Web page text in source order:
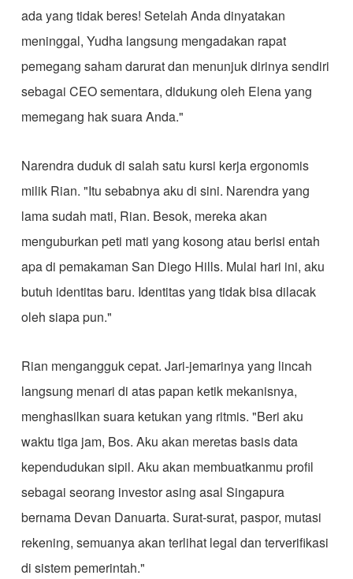
ada yang tidak beres! Setelah Anda dinyatakan
meninggal, Yudha langsung mengadakan rapat
pemegang saham darurat dan menunjuk dirinya sendiri
sebagai CEO sementara, didukung oleh Elena yang
memegang hak suara Anda."
​Narendra duduk di salah satu kursi kerja ergonomis
milik Rian. "Itu sebabnya aku di sini. Narendra yang
lama sudah mati, Rian. Besok, mereka akan
menguburkan peti mati yang kosong atau berisi entah
apa di pemakaman San Diego Hills. Mulai hari ini, aku
butuh identitas baru. Identitas yang tidak bisa dilacak
oleh siapa pun."
​Rian mengangguk cepat. Jari-jemarinya yang lincah
langsung menari di atas papan ketik mekanisnya,
menghasilkan suara ketukan yang ritmis. "Beri aku
waktu tiga jam, Bos. Aku akan meretas basis data
kependudukan sipil. Aku akan membuatkanmu profil
sebagai seorang investor asing asal Singapura
bernama Devan Danuarta. Surat-surat, paspor, mutasi
rekening, semuanya akan terlihat legal dan terverifikasi
di sistem pemerintah."